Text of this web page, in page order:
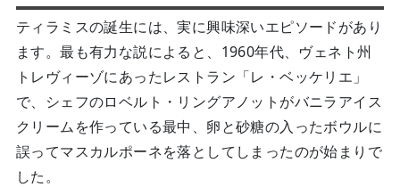
ティラミスの誕生には、実に興味深いエピソードがあり
ます。最も有力な説によると、1960年代、ヴェネト州
トレヴィーゾにあったレストラン「レ・ベッケリエ」
で、シェフのロベルト・リングアノットがバニラアイス
クリームを作っている最中、卵と砂糖の入ったボウルに
誤ってマスカルポーネを落としてしまったのが始まりで
した。